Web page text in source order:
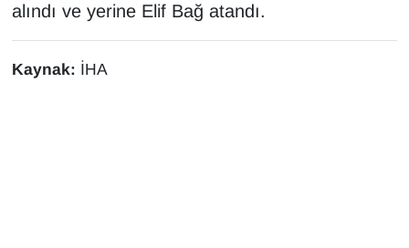
alındı ve yerine Elif Bağ atandı.
Kaynak: İHA
SAĞLIK